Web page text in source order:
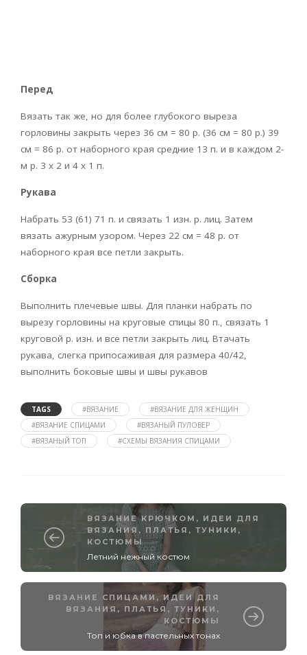
Перед
Вязать так же, но для более глубокого выреза
горловины закрыть через 36 см = 80 р. (36 см = 80 р.) 39
см = 86 р. от наборного края средние 13 п. и в каждом 2-
м р. 3 х 2 и 4 х 1 п.
Рукава
Набрать 53 (61) 71 п. и связать 1 изн. р. лиц. Затем
вязать ажурным узором. Через 22 см = 48 р. от
наборного края все петли закрыть.
Сборка
Выполнить плечевые швы. Для планки набрать по
вырезу горловины на круговые спицы 80 п., связать 1
круговой р. изн. и все петли закрыть лиц. Втачать
рукава, слегка припосаживая для размера 40/42,
выполнить боковые швы и швы рукавов
TAGS #ВЯЗАНИЕ
#ВЯЗАНИЕ ДЛЯ ЖЕНЩИН
#ВЯЗАНИЕ СПИЦАМИ
#ВЯЗАНЫЙ ПУЛОВЕР
#ВЯЗАНЫЙ ТОП
#СХЕМЫ ВЯЗАНИЯ СПИЦАМИ
ВЯЗАНИЕ КРЮЧКОМ , ИДЕИ ДЛЯ
ВЯЗАНИЯ,ПЛАТЬЯ, ТУНИКИ,
КОСТЮМЫ
Летний нежный костюм
ВЯЗАНИЕ СПИЦАМИ , ИДЕИ ДЛЯ
ВЯЗАНИЯ , ПЛАТЬЯ, ТУНИКИ,
КОСТЮМЫ
Топ и юбка в пастельных тонах